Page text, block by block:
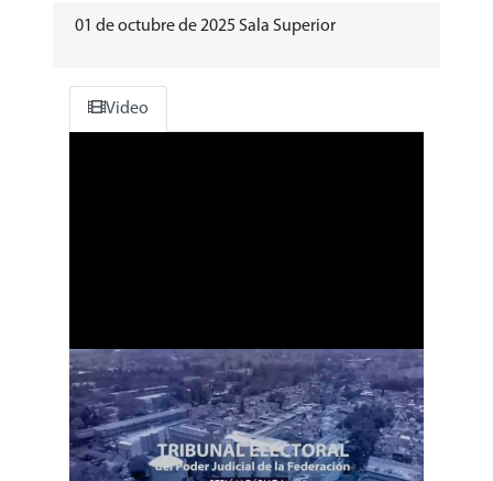
01 de octubre de 2025 Sala Superior
Video